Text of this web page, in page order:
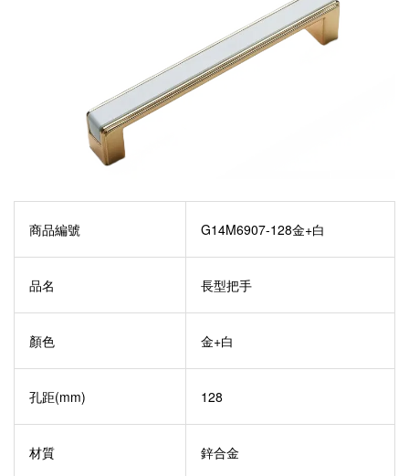
商品編號 G14M6907-128金+白
品名 長型把手
顏色 金+白
孔距(mm) 128
材質 鋅合金